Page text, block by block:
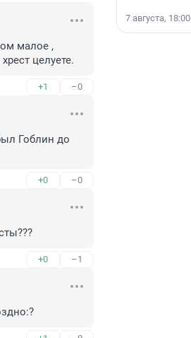
малое ,
целуете.
+1 –0
Гоблин до
+0 –0
+0 –1
7 августа, 18:00